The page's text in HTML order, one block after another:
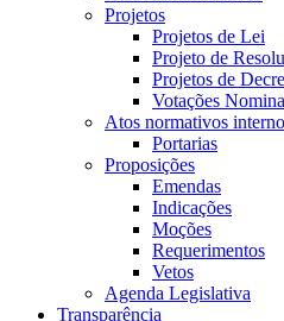
Projetos
Projetos de Lei
Projeto de
Projetos de
Votações
Atos normativos
Portarias
Proposições
Emendas
Indicações
Moções
Requerimentos
Vetos
Agenda Legislativa
Transparência